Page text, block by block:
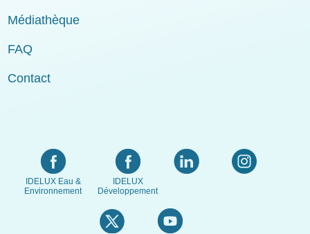
Médiathèque
FAQ
Contact
IDELUX Eau &
Environnement
IDELUX
Développement